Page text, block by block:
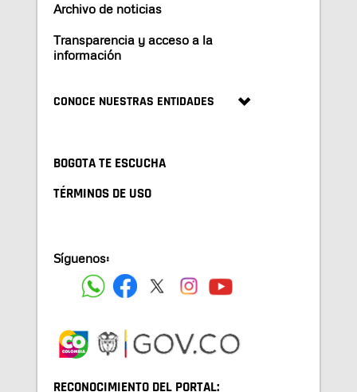
Archivo de noticias
Transparencia y acceso a la
información
CONOCE NUESTRAS ENTIDADES
BOGOTA TE ESCUCHA
TÉRMINOS DE USO
Síguenos:
RECONOCIMIENTO DEL PORTAL: